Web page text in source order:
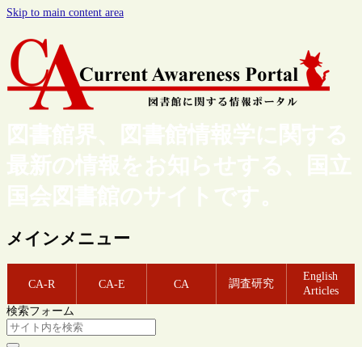
Skip to main content area
図書館界、図書館情報学に関する
最新の情報をお知らせする、国立
国会図書館のサイトです。
メインメニュー
CA-R CA-E CA 調査研究
English
Articles
検索フォーム